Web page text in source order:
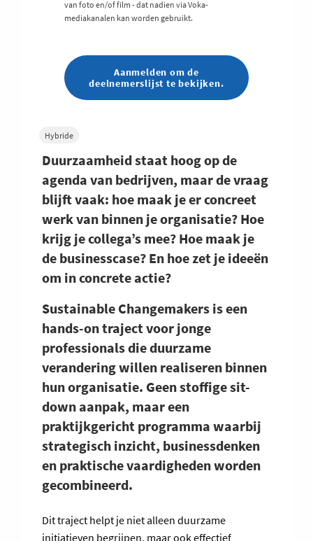
Hybride
Duurzaamheid staat hoog op de
agenda van bedrijven, maar de vraag
blijft vaak: hoe maak je er concreet
werk van binnen je organisatie? Hoe
krijg je collega’s mee? Hoe maak je
de businesscase? En hoe zet je ideeën
om in concrete actie?
Sustainable Changemakers is een
hands-on traject voor jonge
professionals die duurzame
verandering willen realiseren binnen
hun organisatie. Geen stoffige sit-
down aanpak, maar een
praktijkgericht programma waarbij
strategisch inzicht, businessdenken
en praktische vaardigheden worden
gecombineerd.
Dit traject helpt je niet alleen duurzame
initiatieven begrijpen, maar ook effectief
van foto en/of film - dat nadien via Voka-
mediakanalen kan worden gebruikt.
Aanmelden om de
deelnemerslijst te bekijken.